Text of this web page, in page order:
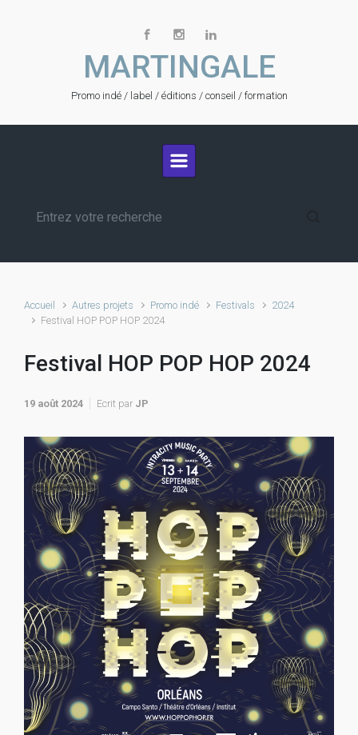
MARTINGALE
Promo indé / label / éditions / conseil / formation
Accueil Autres projets Promo indé Festivals
2024
Festival HOP POP HOP 2024
Festival HOP POP HOP 2024
19 août 2024 Ecrit par JP